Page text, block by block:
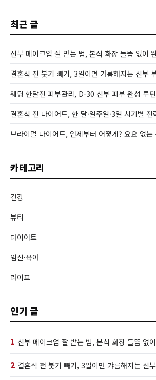
최근 글
신부 메이크업 잘 받는 법, 본식 화장 들뜸 없이
결혼식 전 붓기 빼기, 3일이면 갸름해지는 신부
웨딩 한달전 피부관리, D-30 신부 피부 완성 루틴
결혼식 전 다이어트, 한 달·일주일·3일 시기별 전
브라이덜 다이어트, 언제부터 어떻게? 요요 없는
카테고리
건강
뷰티
다이어트
임신·육아
라이프
인기 글
1 신부 메이크업 잘 받는 법, 본식 화장 들뜸 없
2 결혼식 전 붓기 빼기, 3일이면 갸름해지는 신